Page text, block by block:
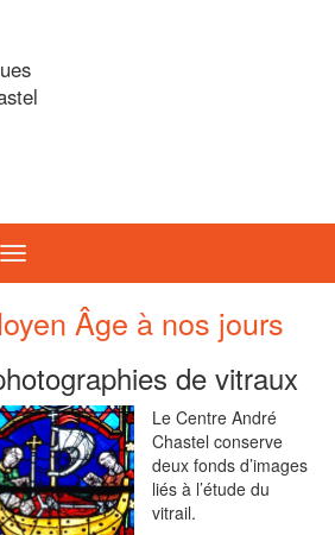
Toggle
navigation
Âge à nos jours
de vitraux
Le Centre André
Chastel conserve
deux fonds d’images
liés à l’étude du
vitrail.